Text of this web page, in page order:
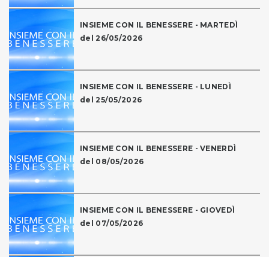
INSIEME CON IL BENESSERE - MARTEDÌ
del 26/05/2026
INSIEME CON IL BENESSERE - LUNEDÌ
del 25/05/2026
INSIEME CON IL BENESSERE - VENERDÌ
del 08/05/2026
INSIEME CON IL BENESSERE - GIOVEDÌ
del 07/05/2026